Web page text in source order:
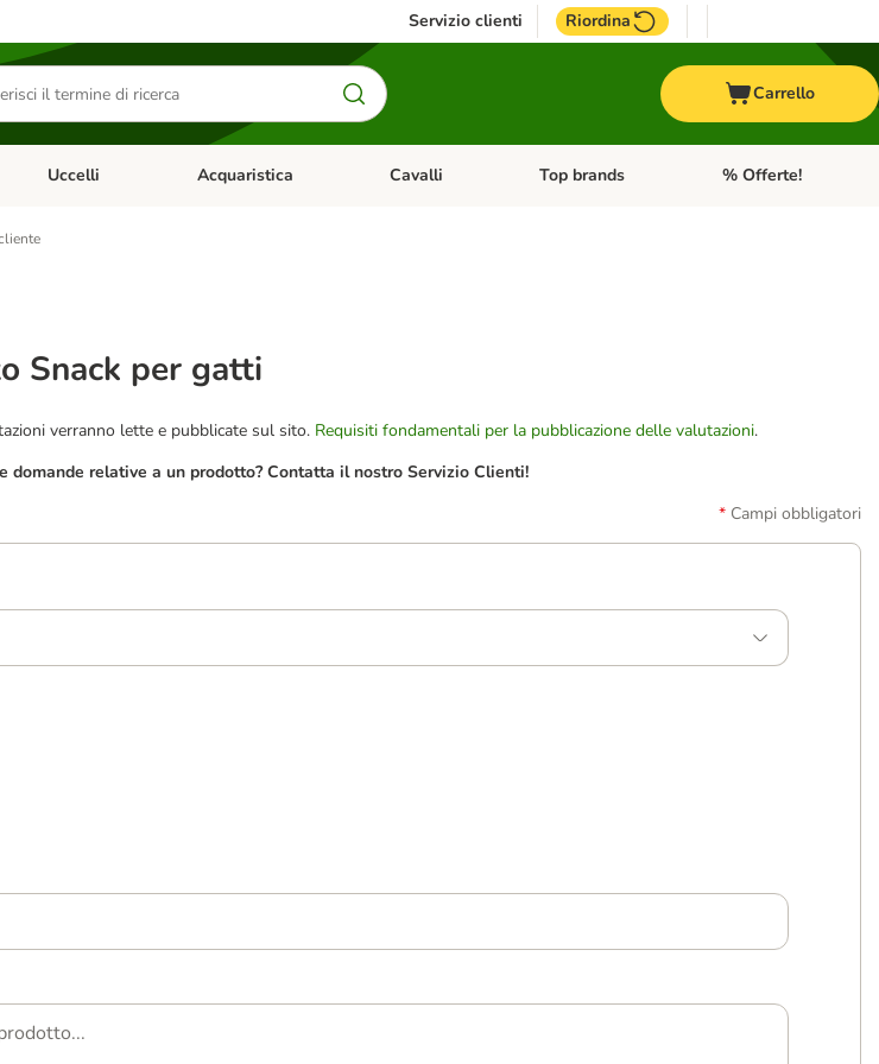
Servizio clienti Riordina
Carrello
e antiparassitari
Apri Menu Categoria: Piccoli animali
Uccelli Apri Menu Categoria: Uccelli
Acquaristica Apri Menu Categoria: Acquaristica
Cavalli Apri Menu Categoria: Cavalli
Top brands Apri Menu Categoria:
% Offerte!
Snack per gatti
verranno lette e pubblicate sul sito. Requisiti fondamentali per la pubblicazione delle valutazioni.
domande relative a un prodotto? Contatta il nostro Servizio Clienti!
Campi obbligatori